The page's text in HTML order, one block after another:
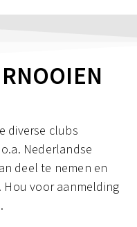
diverse clubs
Nederlandse
deel te nemen en
voor aanmelding